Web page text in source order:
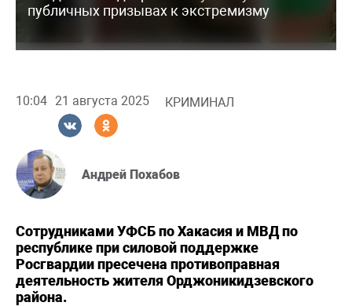
публичных призывах к экстремизму
10:04 21 августа 2025 КРИМИНАЛ
Андрей Похабов
Сотрудниками УФСБ по Хакасия и МВД по
республике при силовой поддержке
Росгвардии пресечена противоправная
деятельность жителя Орджоникидзевского
района.